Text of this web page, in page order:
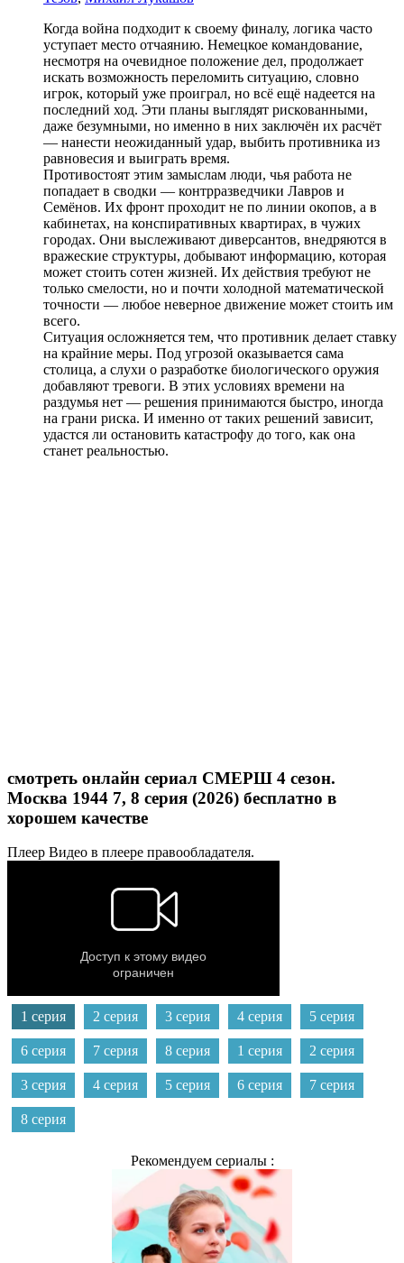
Когда война подходит к своему финалу, логика часто
уступает место отчаянию. Немецкое командование,
несмотря на очевидное положение дел, продолжает
искать возможность переломить ситуацию, словно
игрок, который уже проиграл, но всё ещё надеется на
последний ход. Эти планы выглядят рискованными,
даже безумными, но именно в них заключён их расчёт
— нанести неожиданный удар, выбить противника из
равновесия и выиграть время.
Противостоят этим замыслам люди, чья работа не
попадает в сводки — контрразведчики Лавров и
Семёнов. Их фронт проходит не по линии окопов, а в
кабинетах, на конспиративных квартирах, в чужих
городах. Они выслеживают диверсантов, внедряются в
вражеские структуры, добывают информацию, которая
может стоить сотен жизней. Их действия требуют не
только смелости, но и почти холодной математической
точности — любое неверное движение может стоить им
всего.
Ситуация осложняется тем, что противник делает ставку
на крайние меры. Под угрозой оказывается сама
столица, а слухи о разработке биологического оружия
добавляют тревоги. В этих условиях времени на
раздумья нет — решения принимаются быстро, иногда
на грани риска. И именно от таких решений зависит,
удастся ли остановить катастрофу до того, как она
станет реальностью.
смотреть онлайн сериал СМЕРШ 4 сезон.
Москва 1944 7, 8 серия (2026) бесплатно в
хорошем качестве
Плеер Видео в плеере правообладателя.
1 серия 2 серия 3 серия 4 серия 5 серия
6 серия 7 серия 8 серия 1 серия 2 серия
3 серия 4 серия 5 серия 6 серия 7 серия
8 серия
Рекомендуем сериалы :